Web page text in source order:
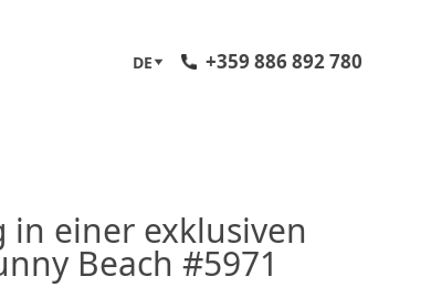
DE +359 886 892 780
in einer exklusiven
Beach #5971